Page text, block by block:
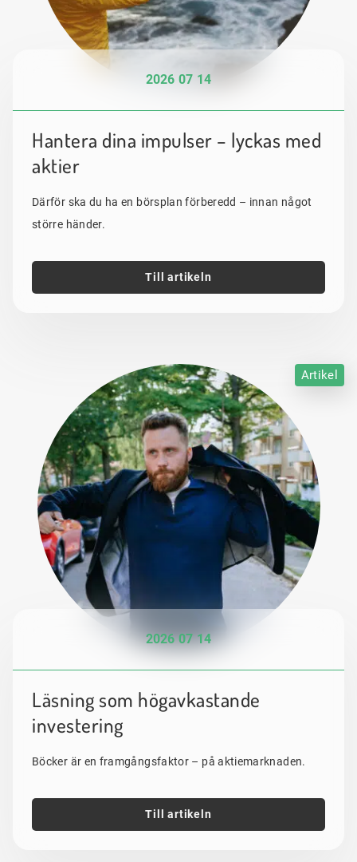
2026 07 14
Hantera dina impulser – lyckas med
aktier
Därför ska du ha en börsplan förberedd – innan något
större händer.
Till artikeln
Artikel
2026 07 14
Läsning som högavkastande
investering
Böcker är en framgångsfaktor – på aktiemarknaden.
Till artikeln